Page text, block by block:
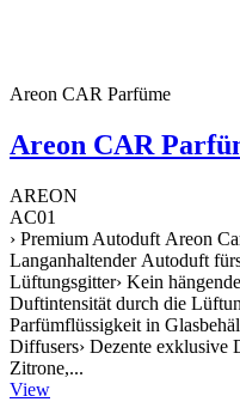
Areon CAR Parfüme
Areon CAR
AREON
AC01
› Premium Autoduft Areon
Langanhaltender Autoduft
Lüftungsgitter› Kein
Duftintensität durch die
Parfümflüssigkeit in
Diffusers› Dezente
Zitrone,...
View